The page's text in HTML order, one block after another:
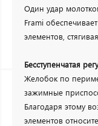
Один удар
Frami
элементов,
Бесступенчатая
Желобок по
зажимные
Благодаря этому
элементов